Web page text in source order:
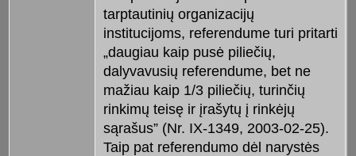
tarptautinių organizacijų
institucijoms, referendume turi pritarti
„daugiau kaip pusė piliečių,
dalyvavusių referendume, bet ne
mažiau kaip 1/3 piliečių, turinčių
rinkimų teisę ir įrašytų į rinkėjų
sąrašus” (Nr. IX-1349, 2003-02-25).
Taip pat referendumo dėl narystės